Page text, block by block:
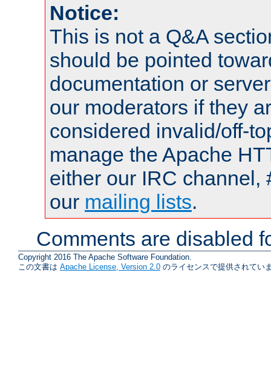
Notice:
This is not a Q&A
should be pointed
documentation or
our moderators if they
considered invalid/off-
manage the Apache
either our IRC channel,
our mailing lists.
Comments are disabled
Copyright 2016 The Apache Software Foundation.
この文書は Apache License, Version 2.0 のライセンスで提供されてい